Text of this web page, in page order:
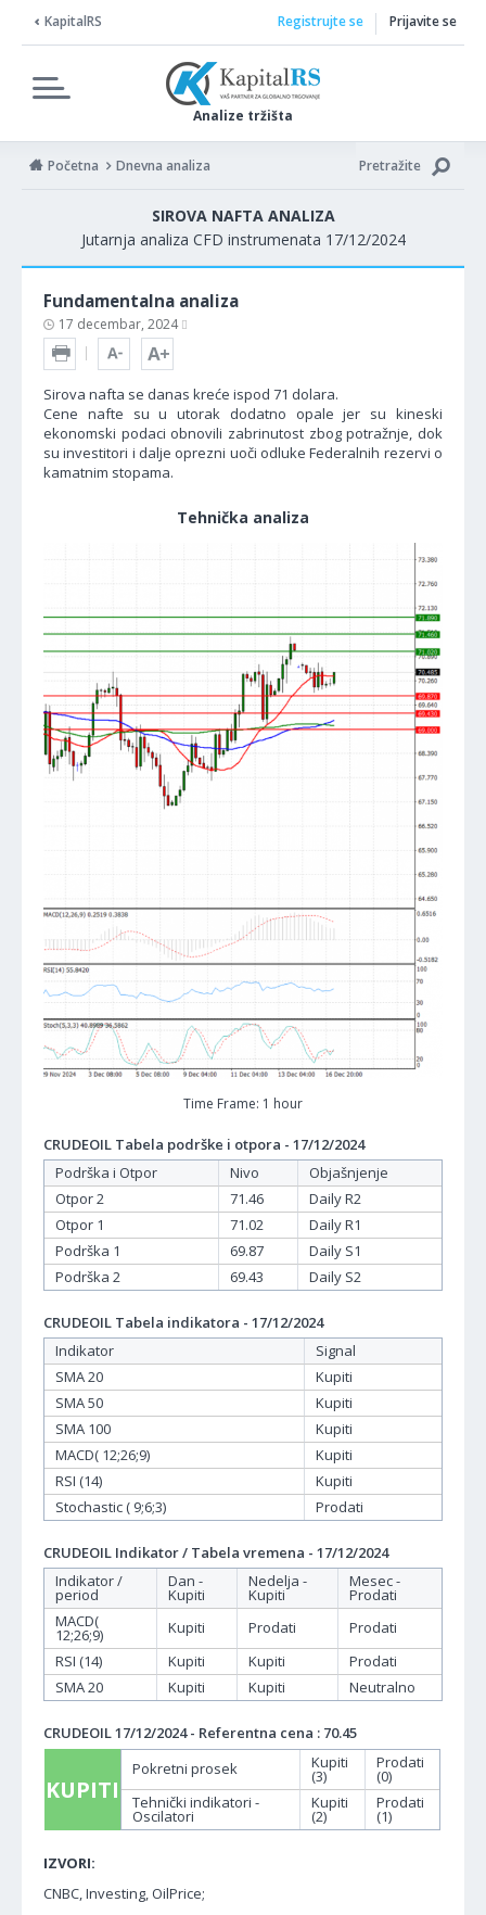
KapitalRS
Analize tržišta
Registrujte se Prijavite se
Početna Dnevna analiza Pretražite
SIROVA NAFTA ANALIZA
Jutarnja analiza CFD instrumenata 17/12/2024
Fundamentalna analiza
17 decembar, 2024
Sirova nafta se danas kreće ispod 71 dolara.
Cene nafte su u utorak dodatno opale jer su kineski
ekonomski podaci obnovili zabrinutost zbog potražnje, dok
su investitori i dalje oprezni uoči odluke Federalnih rezervi o
kamatnim stopama.
Tehnička analiza
Time Frame: 1 hour
CRUDEOIL Tabela podrške i otpora - 17/12/2024
Podrška i Otpor
Nivo
Objašnjenje
Otpor 2
71.46
Daily R2
Otpor 1
71.02
Daily R1
Podrška 1
69.87
Daily S1
Podrška 2
69.43 Daily S2
CRUDEOIL Tabela indikatora - 17/12/2024
Indikator
Signal
SMA 20
Kupiti
SMA 50
Kupiti
SMA 100
Kupiti
MACD( 12;26;9)
Kupiti
RSI (14)
Kupiti
Stochastic ( 9;6;3)
Prodati
CRUDEOIL Indikator / Tabela vremena - 17/12/2024
Indikator /
period
Dan -
Kupiti
Nedelja -
Kupiti
Mesec -
Prodati
MACD(
12;26;9) Kupiti Prodati
Prodati
RSI (14)
Kupiti Kupiti
Prodati
SMA 20
Kupiti Kupiti Neutralno
CRUDEOIL 17/12/2024 - Referentna cena : 70.45
KUPITI
Pokretni prosek Kupiti
(3)
Prodati
(0)
Tehnički indikatori -
Oscilatori
Kupiti
(2)
Prodati
(1)
IZVORI:
CNBC, Investing, OilPrice;